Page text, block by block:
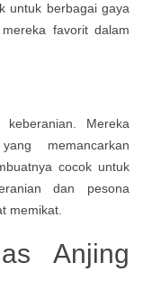
untuk berbagai gaya
favorit dalam
Mereka
memancarkan
cocok untuk
dan pesona
memikat.
Anjing